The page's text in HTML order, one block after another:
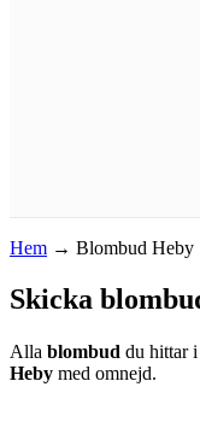
Hem → Blombud Heby
Skicka
Alla blombud du hittar
Heby med omnejd.